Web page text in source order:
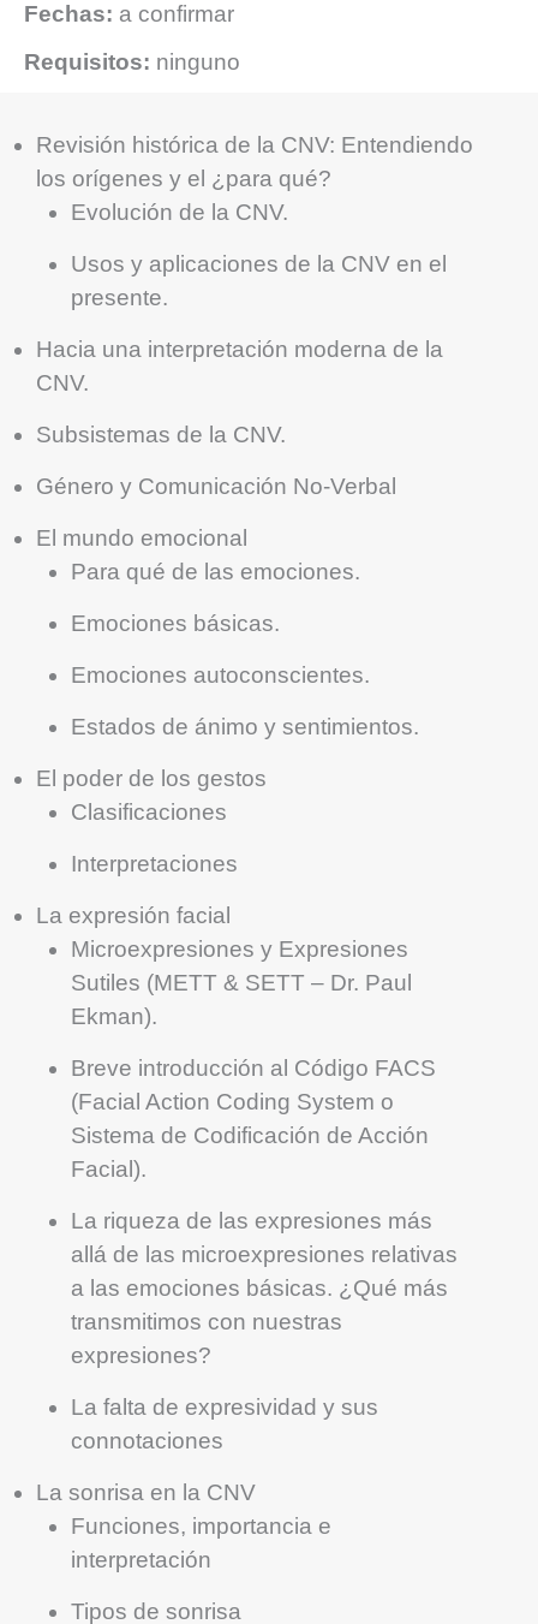
Fechas: a confirmar
Requisitos: ninguno
Revisión histórica de la CNV: Entendiendo
los orígenes y el ¿para qué?
Evolución de la CNV.
Usos y aplicaciones de la CNV en el
presente.
Hacia una interpretación moderna de la
CNV.
Subsistemas de la CNV.
Género y Comunicación No-Verbal
El mundo emocional
Para qué de las emociones.
Emociones básicas.
Emociones autoconscientes.
Estados de ánimo y sentimientos.
El poder de los gestos
Clasificaciones
Interpretaciones
La expresión facial
Microexpresiones y Expresiones
Sutiles (METT & SETT – Dr. Paul
Ekman).
Breve introducción al Código FACS
(Facial Action Coding System o
Sistema de Codificación de Acción
Facial).
La riqueza de las expresiones más
allá de las microexpresiones relativas
a las emociones básicas. ¿Qué más
transmitimos con nuestras
expresiones?
La falta de expresividad y sus
connotaciones
La sonrisa en la CNV
Funciones, importancia e
interpretación
Tipos de sonrisa